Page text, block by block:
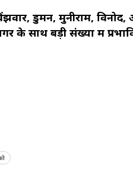
डुमन, मुनीराम,
के साथ बड़ी संख्या में